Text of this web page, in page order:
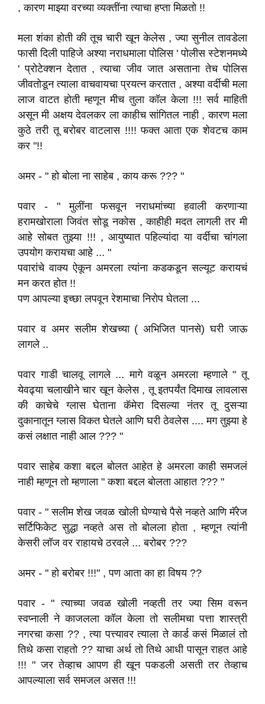
, कारण माझ्या वरच्या व्यक्तींना त्याचा हप्ता मिळतो !!
मला शंका होती की तूच चारी खून केलेस , ज्या सुनील तावडेला
फासी दिली पाहिजे अश्या नराधमाला पोलिस ' पोलीस स्टेशनमध्ये
' प्रोटेक्शन देतात , त्याचा जीव जात असताना तेच पोलिस
जीवतोडून त्याला वाचवायचा प्रयत्न करतात , अश्या वर्दीची मला
लाज वाटत होती म्हणून मीच तुला कॉल केला !!! सर्व माहिती
असून मी अक्षय देवलकर ला काहीच सांगितल नाही , कारण मला
कुठे तरी तू बरोबर वाटलास !!!! फक्त आता एक शेवटच काम
कर "!!
अमर - " हो बोला ना साहेब , काय करू ??? "
पवार - " मुलींना फसवून नराधमांच्या हवाली करणाऱ्या
हरामखोराला जिवंत सोडू नकोस , काहीही मदत लागली तर मी
आहे सोबत तुझ्या !!! , आयुष्यात पहिल्यांदा या वर्दीचा चांगला
उपयोग करायचा आहे ... "
पवारांचे वाक्य ऐकून अमरला त्यांना कडकडून सल्यूट करायचं
मन करत होत !!
पण आपल्या इच्छा लपवून रेशमाचा निरोप घेतला ...
पवार व अमर सलीम शेखच्या ( अभिजित पानसे) घरी जाऊ
लागले ..
पवार गाडी चालवू लागले ... मागे वळून अमरला म्हणाले " तू
येवढ्या चलाखीने चार खून केलेस , तू इतपर्यंत दिमाख लावलास
की काचेचे ग्लास घेताना कॅमेरा दिसल्या नंतर तू दुसऱ्या
दुकानातून ग्लास विकत घेतले आणि घरी ठेवलेस .... मग तुझ्या हे
कसं लक्षात नाही आल ??? "
पवार साहेब कशा बद्दल बोलत आहेत हे अमरला काही समजलं
नाही म्हणून तो म्हणाला " कशा बद्दल बोलता आहात ??? "
पवार - " सलीम शेख जवळ खोली घेण्याचे पैसे नव्हते आणि मॅरेज
सर्टिफिकेट सुद्धा नव्हते अस तो बोलला होता , म्हणून त्यांनी
केसरी लॉज वर राहायचे ठरवले ... बरोबर ???
अमर - " हो बरोबर !!!" , पण आता का हा विषय ??
पवार - " त्याच्या जवळ खोली नव्हती तर ज्या सिम वरून
स्वप्नाली ने काजलला कॉल केला तो सलीमचा पत्ता शास्त्री
नगरचा कसा ?? , त्या पत्त्यावर त्याला ते कार्ड कसं मिळालं तो
तिथे कसा राहतो ?? याचा अर्थ तो तिथे आधी पासून राहत आहे
!!! " जर तेव्हाच आपण ही खून पकडली असती तर तेव्हाच
आपल्याला सर्व समजल असत !!!